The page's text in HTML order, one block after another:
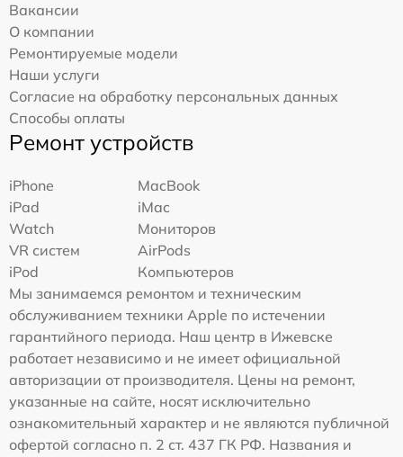
Вакансии
О компании
Ремонтируемые модели
Наши услуги
Согласие на обработку персональных данных
Способы оплаты
Ремонт устройств
iPhone
MacBook
iPad
iMac
Watch
Мониторов
VR систем
AirPods
iPod
Компьютеров
Мы занимаемся ремонтом и техническим
обслуживанием техники Apple по истечении
гарантийного периода. Наш центр в Ижевске
работает независимо и не имеет официальной
авторизации от производителя. Цены на ремонт,
указанные на сайте, носят исключительно
ознакомительный характер и не являются публичной
офертой согласно п. 2 ст. 437 ГК РФ. Названия и